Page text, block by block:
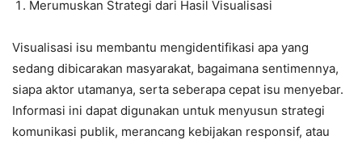
Merumuskan Strategi dari Hasil Visualisasi
Visualisasi isu membantu mengidentifikasi apa yang
sedang dibicarakan masyarakat, bagaimana sentimennya,
siapa aktor utamanya, serta seberapa cepat isu menyebar.
Informasi ini dapat digunakan untuk menyusun strategi
komunikasi publik, merancang kebijakan responsif, atau